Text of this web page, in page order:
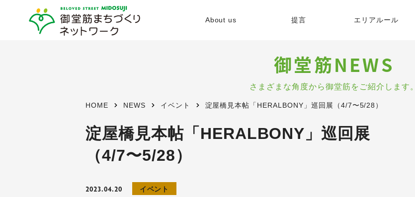
About us 提言 エリアルール
御堂筋NEWS
さまざまな角度から御堂筋をご紹介します。
HOME NEWS イベント 淀屋橋見本帖「HERALBONY」巡回展（4/7〜5/28）
淀屋橋見本帖「HERALBONY」巡回展
（4/7〜5/28）
2023.04.20 イベント